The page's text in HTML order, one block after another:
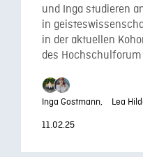
und Inga studieren
in
in der aktuellen
des
Inga Gostmann,
Lea
11.02.25